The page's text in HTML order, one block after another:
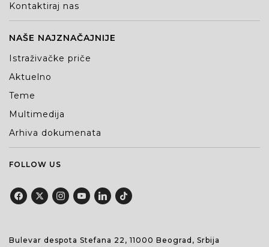
Kontaktiraj nas
NAŠE NAJZNAČAJNIJE
Istraživačke priče
Aktuelno
Teme
Multimedija
Arhiva dokumenata
FOLLOW US
Bulevar despota Stefana 22, 11000 Beograd, Srbija